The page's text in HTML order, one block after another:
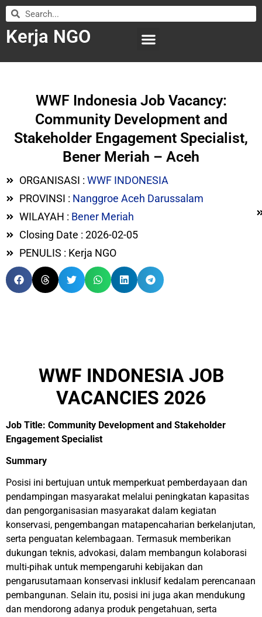
Kerja NGO
WWF Indonesia Job Vacancy:
Community Development and
Stakeholder Engagement Specialist,
Bener Meriah – Aceh
ORGANISASI : WWF INDONESIA
PROVINSI : Nanggroe Aceh Darussalam
WILAYAH : Bener Meriah
Closing Date : 2026-02-05
PENULIS : Kerja NGO
WWF INDONESIA JOB
VACANCIES 2026
Job Title: Community Development and Stakeholder
Engagement Specialist
Summary
Posisi ini bertujuan untuk memperkuat pemberdayaan dan
pendampingan masyarakat melalui peningkatan kapasitas
dan pengorganisasian masyarakat dalam kegiatan
konservasi, pengembangan matapencaharian berkelanjutan,
serta penguatan kelembagaan. Termasuk memberikan
dukungan teknis, advokasi, dalam membangun kolaborasi
multi-pihak untuk mempengaruhi kebijakan dan
pengarusutamaan konservasi inklusif kedalam perencanaan
pembangunan. Selain itu, posisi ini juga akan mendukung
dan mendorong adanya produk pengetahuan, serta